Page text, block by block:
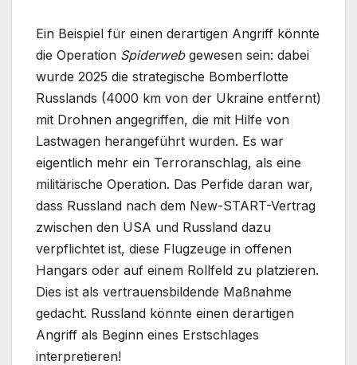
Ein Beispiel für einen derartigen Angriff könnte
die Operation Spiderwebgewesen sein: dabei
wurde 2025 die strategische Bomberflotte
Russlands (4000 km von der Ukraine entfernt)
mit Drohnen angegriffen, die mit Hilfe von
Lastwagen herangeführt wurden. Es war
eigentlich mehr ein Terroranschlag, als eine
militärische Operation. Das Perfide daran war,
dass Russland nach dem New-START-Vertrag
zwischen den USA und Russland dazu
verpflichtet ist, diese Flugzeuge in offenen
Hangars oder auf einem Rollfeld zu platzieren.
Dies ist als vertrauensbildende Maßnahme
gedacht. Russland könnte einen derartigen
Angriff als Beginn eines Erstschlages
interpretieren!